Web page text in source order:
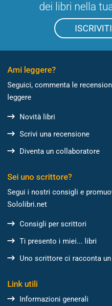
dei libri nella
Ami leggere?
Seguici, commenta le
leggere
Novità libri
Scrivi una recensione
Diventa un collaboratore
Sei uno scrittore?
Segui i nostri consigli e
Sololibri.net
Consigli per scrittori
Ti presento i miei... libri
Uno scrittore ci racconta
Link utili
Informazioni generali